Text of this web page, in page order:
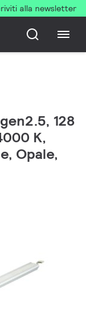
alla newsletter
128
K,
Opale,